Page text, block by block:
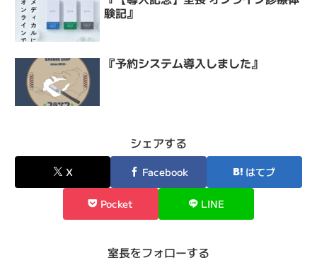
験記』
『予約システム導入しました』
シェアする
X Facebook はてブ
Pocket LINE
室長をフォローする